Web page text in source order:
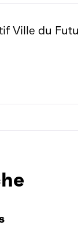
Ville du